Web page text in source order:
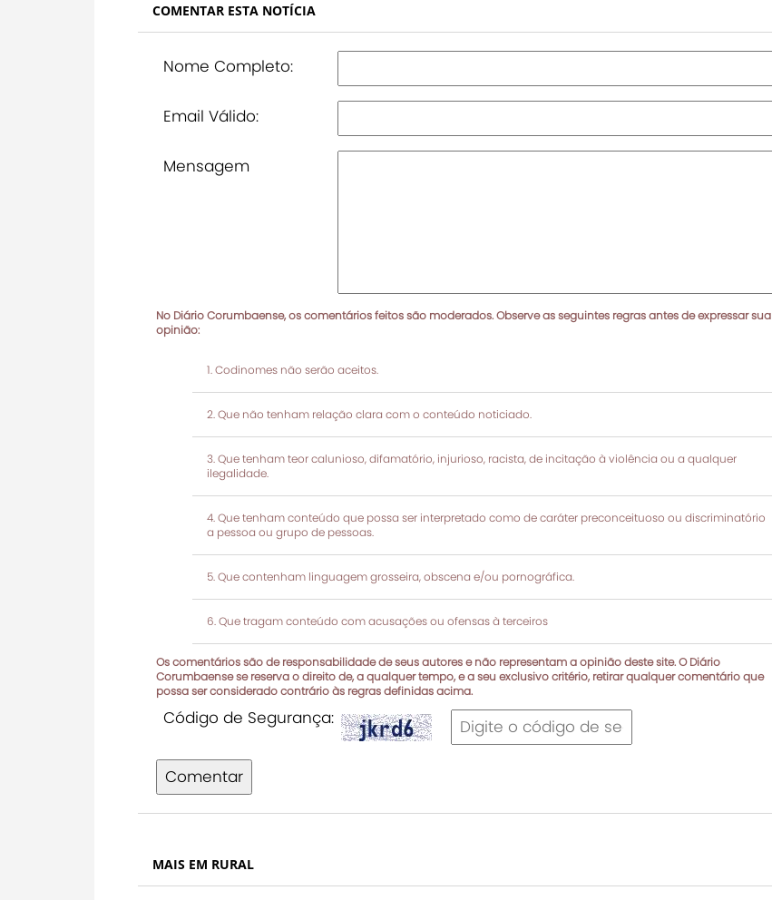
COMENTAR ESTA NOTÍCIA
Nome Completo:
Email Válido:
Mensagem
No Diário Corumbaense, os comentários feitos são moderados. Observe as seguintes regras antes de expressar sua
opinião:
Codinomes não serão aceitos.
Que não tenham relação clara com o conteúdo noticiado.
Que tenham teor calunioso, difamatório, injurioso, racista, de incitação à violência ou a qualquer
ilegalidade.
Que tenham conteúdo que possa ser interpretado como de caráter preconceituoso ou discriminatório
a pessoa ou grupo de pessoas.
Que contenham linguagem grosseira, obscena e/ou pornográfica.
Que tragam conteúdo com acusações ou ofensas à terceiros
Os comentários são de responsabilidade de seus autores e não representam a opinião deste site. O Diário
Corumbaense se reserva o direito de, a qualquer tempo, e a seu exclusivo critério, retirar qualquer comentário que
possa ser considerado contrário às regras definidas acima.
Código de Segurança:
Comentar
MAIS EM RURAL